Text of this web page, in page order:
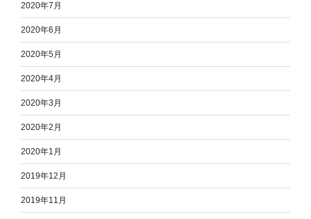
2020年7月
2020年6月
2020年5月
2020年4月
2020年3月
2020年2月
2020年1月
2019年12月
2019年11月